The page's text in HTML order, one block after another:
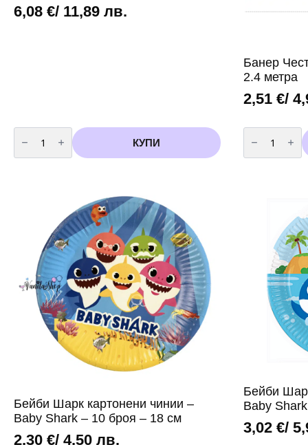
6,08 €/ 11,89 лв.
количество
за
Бейби
метра"
Happy
Birthday"
КУПИ
Банер
2.4 метра
2,51€/
количество
за
Банер
Честит
Бейби Шарк картонени чинии –
Baby Shark – 10 броя – 18 см
2,30 €/ 4,50 лв.
Бейби
Baby
3,02€/